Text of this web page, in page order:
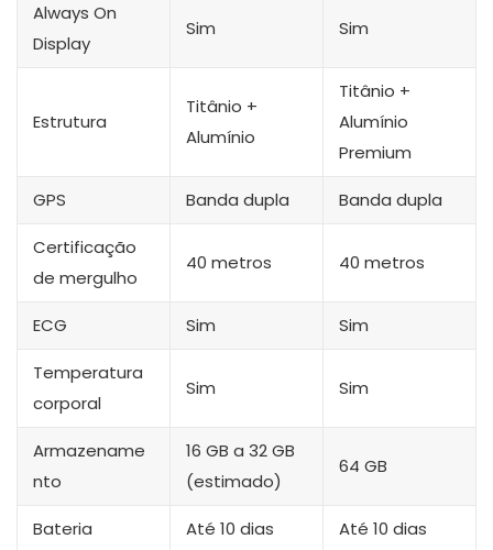
Always On
Display
Sim Sim
Estrutura
Titânio +
Alumínio
Titânio +
Alumínio
Premium
GPS Banda dupla Banda dupla
Certificação
de mergulho
40 metros 40 metros
ECG Sim Sim
Temperatura
corporal
Sim Sim
Armazename
nto
16 GB a 32 GB
(estimado)
64 GB
Bateria Até 10 dias Até 10 dias